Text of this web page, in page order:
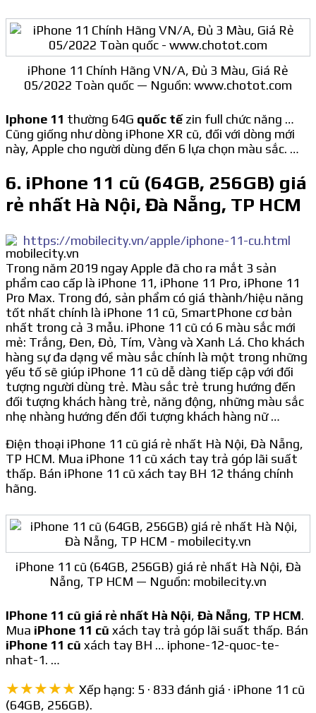
iPhone 11 Chính Hãng VN/A, Đủ 3 Màu, Giá Rẻ
05/2022 Toàn quốc — Nguồn: www.chotot.com
Iphone 11 thường 64G quốc tếzin full chức năng …
Cũng giống như dòng iPhone XR cũ, đối với dòng mới
này, Apple cho người dùng đến 6 lựa chọn màu sắc. …
6. iPhone 11 cũ (64GB, 256GB) giá
rẻ nhất Hà Nội, Đà Nẵng, TP HCM
https://mobilecity.vn/apple/iphone-11-cu.html
Trong năm 2019 ngay Apple đã cho ra mắt 3 sản
phẩm cao cấp là iPhone 11, iPhone 11 Pro, iPhone 11
Pro Max. Trong đó, sản phẩm có giá thành/hiệu năng
tốt nhất chính là iPhone 11 cũ, SmartPhone cơ bản
nhất trong cả 3 mẫu. iPhone 11 cũ có 6 màu sắc mới
mẻ: Trắng, Đen, Đỏ, Tím, Vàng và Xanh Lá. Cho khách
hàng sự đa dạng về màu sắc chính là một trong những
yếu tố sẽ giúp iPhone 11 cũ dễ dàng tiếp cập với đối
tượng người dùng trẻ. Màu sắc trẻ trung hướng đến
đối tượng khách hàng trẻ, năng động, những màu sắc
nhẹ nhàng hướng đến đối tượng khách hàng nữ …
Điện thoại iPhone 11 cũ giá rẻ nhất Hà Nội, Đà Nẵng,
TP HCM. Mua iPhone 11 cũ xách tay trả góp lãi suất
thấp. Bán iPhone 11 cũ xách tay BH 12 tháng chính
hãng.
iPhone 11 cũ (64GB, 256GB) giá rẻ nhất Hà Nội, Đà
Nẵng, TP HCM — Nguồn: mobilecity.vn
IPhone 11 cũ giá rẻ nhất Hà Nội, Đà Nẵng, TP HCM.
Mua iPhone 11 cũ xách tay trả góp lãi suất thấp. Bán
iPhone 11 cũ xách tay BH … iphone-12-quoc-te-
nhat-1. …
★★★★★ Xếp hạng: 5 · 833 đánh giá · iPhone 11 cũ
(64GB, 256GB).